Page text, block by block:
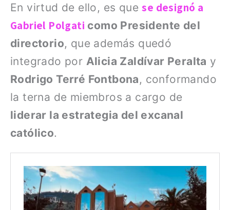
En virtud de ello, es quese designó a
Gabriel Polgati como Presidente del
directorio, que además quedó
integrado por Alicia Zaldívar Peralta y
Rodrigo Terré Fontbona, conformando
la terna de miembros a cargo de
liderar la estrategia del excanal
católico.